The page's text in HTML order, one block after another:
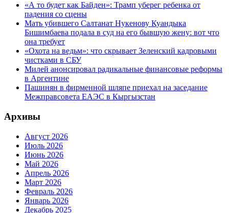
«А то будет как Байден»: Трамп уберег ребенка от
падения со сцены
Мать убившего Салтанат Нукенову Куандыка
Бишимбаева подала в суд на его бывшую жену: вот что
она требует
«Охота на ведьм»: что скрывает Зеленский кадровыми
чистками в СБУ
Милей анонсировал радикальные финансовые реформы
в Аргентине
Пашинян в фирменной шляпе приехал на заседание
Межправсовета ЕАЭС в Кыргызстан
Архивы
Август 2026
Июль 2026
Июнь 2026
Май 2026
Апрель 2026
Март 2026
Февраль 2026
Январь 2026
Декабрь 2025